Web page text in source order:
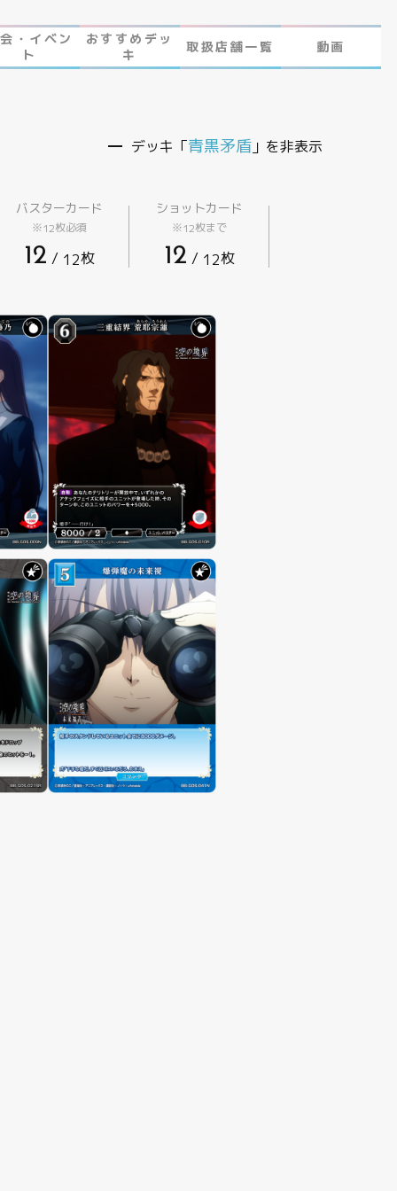
・イベン
ト
おすすめデッ
キ
取扱店舗一覧 動画
デッキ「青黒矛盾 」を非表示
バスターカード
※12枚必須
12 / 12枚
ショットカード
※12枚まで
12 / 12枚